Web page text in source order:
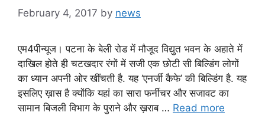
February 4, 2017 by news
एम4पीन्यूज। पटना के बेली रोड में मौजूद विद्युत भवन के अहाते में
दाखिल होते ही चटखदार रंगों में सजी एक छोटी सी बिल्डिंग लोगों
का ध्यान अपनी ओर खींचती है. यह ‘एनर्जी कैफे’ की बिल्डिंग है. यह
इसलिए ख़ास है क्योंकि यहां का सारा फर्नीचर और सजावट का
सामान बिजली विभाग के पुराने और ख़राब … Read more